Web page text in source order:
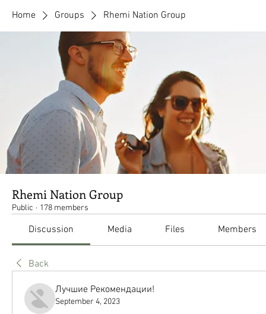
Home Groups Rhemi Nation Group
Rhemi Nation Group
Public · 178 members
Discussion Media Files Members
Back
Лучшие Рекомендации!
September 4, 2023